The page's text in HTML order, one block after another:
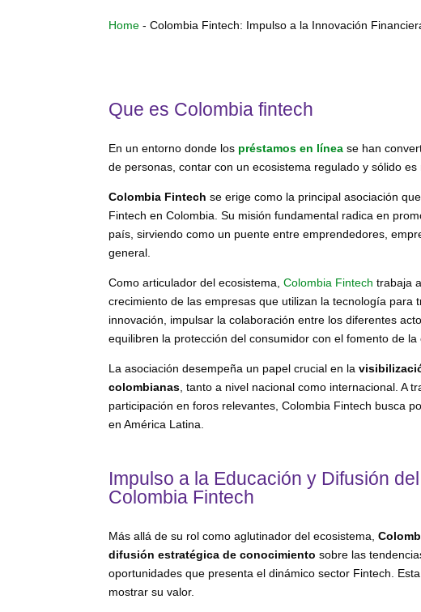
Home -Colombia Fintech: Impulso a la Innovación
Que es Colombia fintech
En un entorno donde los préstamos en línea se han
de personas, contar con un ecosistema regulado y sólido
Colombia Fintech se erige como la principal asociación
Fintech en Colombia. Su misión fundamental radica en
país, sirviendo como un puente entre emprendedores,
general.
Como articulador del ecosistema,Colombia Fintech trabaja
crecimiento de las empresas que utilizan la tecnología
innovación, impulsar la colaboración entre los diferentes
equilibren la protección del consumidor con el fomento de
La asociación desempeña un papel crucial en la
colombianas, tanto a nivel nacional como internacional. A
participación en foros relevantes, Colombia Fintech busca
en América Latina.
Impulso a la Educación y Difusión
Colombia Fintech
Más allá de su rol como aglutinador del ecosistema,
difusión estratégica de conocimiento sobre las
oportunidades que presenta el dinámico sector Fintech.
mostrar su valor.